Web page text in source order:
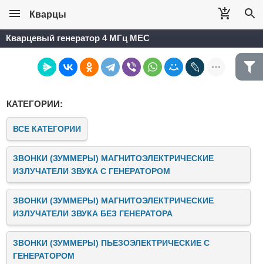
Кварцы
Кварцевый генератор 4 МГц MEC
КАТЕГОРИИ:
ВСЕ КАТЕГОРИИ
ЗВОНКИ (ЗУММЕРЫ) МАГНИТОЭЛЕКТРИЧЕСКИЕ
ИЗЛУЧАТЕЛИ ЗВУКА C ГЕНЕРАТОРОМ
ЗВОНКИ (ЗУММЕРЫ) МАГНИТОЭЛЕКТРИЧЕСКИЕ
ИЗЛУЧАТЕЛИ ЗВУКА БЕЗ ГЕНЕРАТОРА
ЗВОНКИ (ЗУММЕРЫ) ПЬЕЗОЭЛЕКТРИЧЕСКИЕ C
ГЕНЕРАТОРОМ